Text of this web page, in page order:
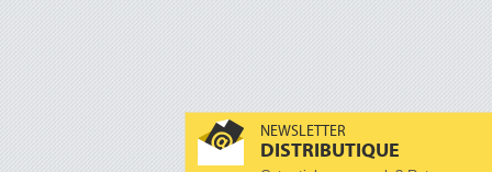
NEWSLETTER
DISTRIBUTIQUE